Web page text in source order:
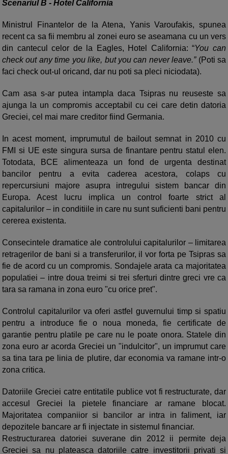
Scenariul B - Hotel California
Ministrul Finantelor de la Atena, Yanis Varoufakis, spunea
recent ca sa fii membru al zonei euro se aseamana cu un vers
din cantecul celor de la Eagles, Hotel California: “You can
check out any time you like, but you can never leave.” (Poti sa
faci check out-ul oricand, dar nu poti sa pleci niciodata).
Cam asa s-ar putea intampla daca Tsipras nu reuseste sa
ajunga la un compromis acceptabil cu cei care detin datoria
Greciei, cel mai mare creditor fiind Germania.
In acest moment, imprumutul de bailout semnat in 2010 cu
FMI si UE este singura sursa de finantare pentru statul elen.
Totodata, BCE alimenteaza un fond de urgenta destinat
bancilor pentru a evita caderea acestora, colaps cu
repercursiuni majore asupra intregului sistem bancar din
Europa. Acest lucru implica un control foarte strict al
capitalurilor – in conditiile in care nu sunt suficienti bani pentru
cererea existenta.
Consecintele dramatice ale controlului capitalurilor – limitarea
retragerilor de bani si a transferurilor, il vor forta pe Tsipras sa
fie de acord cu un compromis. Sondajele arata ca majoritatea
populatiei – intre doua treimi si trei sferturi dintre greci vre ca
tara sa ramana in zona euro "cu orice pret".
Controlul capitalurilor va oferi astfel guvernului timp si spatiu
pentru a introduce fie o noua moneda, fie certificate de
garantie pentru platile pe care nu le poate onora. Statele din
zona euro ar acorda Greciei un "indulcitor", un imprumut care
sa tina tara pe linia de plutire, dar economia va ramane intr-o
zona critica.
Datoriile Greciei catre entitatile publice vot fi restructurate, dar
accesul Greciei la pietele financiare ar ramane blocat.
Majoritatea companiior si bancilor ar intra in faliment, iar
depozitele bancare ar fi injectate in sistemul financiar.
Restructurarea datoriei suverane din 2012 ii permite deja
Greciei sa nu plateasca datoriile catre investitorii privati si